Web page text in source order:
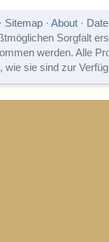
Sitemap· About·
Sorgfalt
werden. Alle
wie sie sind zur